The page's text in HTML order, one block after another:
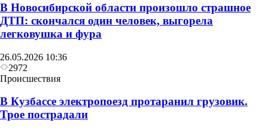
В Новосибирской области произошло страшное
ДТП: скончался один человек, выгорела
легковушка и фура
26.05.2026 10:36
2972
Происшествия
В Кузбассе электропоезд протаранил грузовик.
Трое пострадали